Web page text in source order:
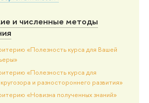
и численные методы
«Полезность курса для Вашей
«Полезность курса для
и разностороннего развития»
«Новизна полученных знаний»